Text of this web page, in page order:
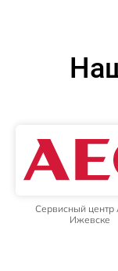
Сервисный центр
Ижевске